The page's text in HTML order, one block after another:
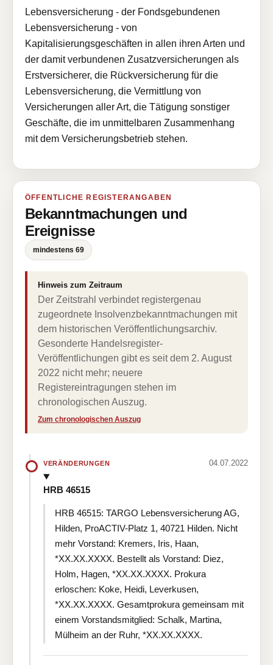
Lebensversicherung - der Fondsgebundenen
Lebensversicherung - von
Kapitalisierungsgeschäften in allen ihren Arten und
der damit verbundenen Zusatzversicherungen als
Erstversicherer, die Rückversicherung für die
Lebensversicherung, die Vermittlung von
Versicherungen aller Art, die Tätigung sonstiger
Geschäfte, die im unmittelbaren Zusammenhang
mit dem Versicherungsbetrieb stehen.
ÖFFENTLICHE REGISTERANGABEN
Bekanntmachungen und
Ereignisse
mindestens 69
Hinweis zum Zeitraum
Der Zeitstrahl verbindet registergenau
zugeordnete Insolvenzbekanntmachungen mit
dem historischen Veröffentlichungsarchiv.
Gesonderte Handelsregister-
Veröffentlichungen gibt es seit dem 2. August
2022 nicht mehr; neuere
Registereintragungen stehen im
chronologischen Auszug.
Zum chronologischen Auszug
VERÄNDERUNGEN 04.07.2022
HRB 46515
HRB 46515: TARGO Lebensversicherung AG,
Hilden, ProACTIV-Platz 1, 40721 Hilden. Nicht
mehr Vorstand: Kremers, Iris, Haan,
*XX.XX.XXXX. Bestellt als Vorstand: Diez,
Holm, Hagen, *XX.XX.XXXX. Prokura
erloschen: Koke, Heidi, Leverkusen,
*XX.XX.XXXX. Gesamtprokura gemeinsam mit
einem Vorstandsmitglied: Schalk, Martina,
Mülheim an der Ruhr, *XX.XX.XXXX.